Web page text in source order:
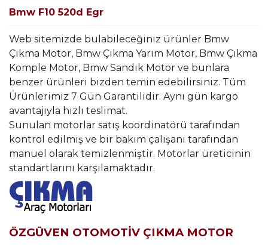
Bmw F10 520d Egr
Web sitemizde bulabileceğiniz ürünler Bmw
Çıkma Motor, Bmw Çıkma Yarım Motor, Bmw Çıkma
Komple Motor, Bmw Sandık Motor ve bunlara
benzer ürünleri bizden temin edebilirsiniz. Tüm
Ürünlerimiz 7 Gün Garantilidir. Aynı gün kargo
avantajıyla hızlı teslimat.
Sunulan motorlar satış koordinatörü tarafından
kontrol edilmiş ve bir bakım çalışanı tarafından
manuel olarak temizlenmiştir. Motorlar üreticinin
standartlarını karşılamaktadır.
ÖZGÜVEN OTOMOTİV ÇIKMA MOTOR